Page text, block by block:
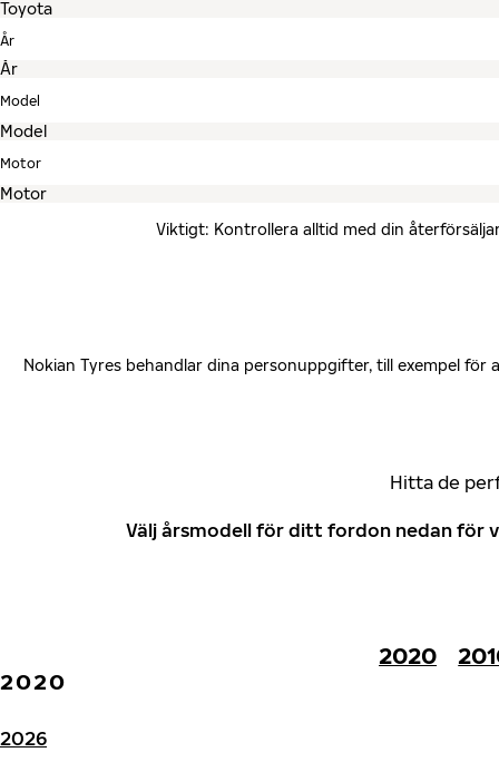
År
Model
Motor
Viktigt: Kontrollera alltid med din
Nokian Tyres behandlar dina personuppgifter, till exempel
Hitta de
Välj årsmodell för ditt fordon nedan för
2020
2020
2026